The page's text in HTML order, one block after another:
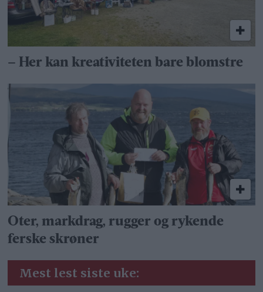
– Her kan kreativiteten bare blomstre
Oter, markdrag, rugger og rykende
ferske skrøner
Mest lest siste uke: